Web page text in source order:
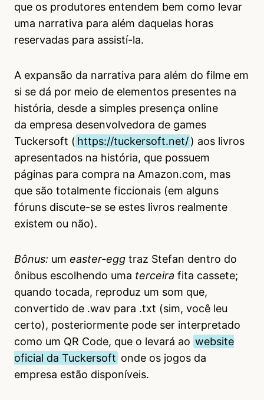
que os produtores entendem bem como levar
uma narrativa para além daquelas horas
reservadas para assistí-la.
A expansão da narrativa para além do filme em
si se dá por meio de elementos presentes na
história, desde a simples presença online
da empresa desenvolvedora de games
Tuckersoft ( https://tuckersoft.net/) aos livros
apresentados na história, que possuem
páginas para compra na Amazon.com, mas
que são totalmente ficcionais (em alguns
fóruns discute-se se estes livros realmente
existem ou não).
Bônus: um easter-egg traz Stefan dentro do
ônibus escolhendo uma terceira fita cassete;
quando tocada, reproduz um som que,
convertido de .wav para .txt (sim, você leu
certo), posteriormente pode ser interpretado
como um QR Code, que o levará ao website
oficial da Tuckersoft onde os jogos da
empresa estão disponíveis.